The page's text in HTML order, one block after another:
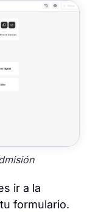
ir a la
formulario.